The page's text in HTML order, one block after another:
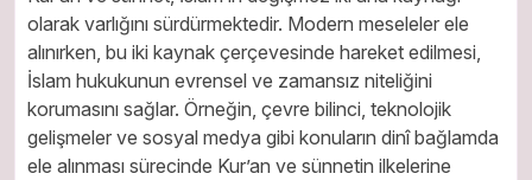
olarak varlığını sürdürmektedir. Modern meseleler ele
alınırken, bu iki kaynak çerçevesinde hareket edilmesi,
İslam hukukunun evrensel ve zamansız niteliğini
korumasını sağlar. Örneğin, çevre bilinci, teknolojik
gelişmeler ve sosyal medya gibi konuların dinî bağlamda
ele alınması sürecinde Kur’an ve sünnetin ilkelerine